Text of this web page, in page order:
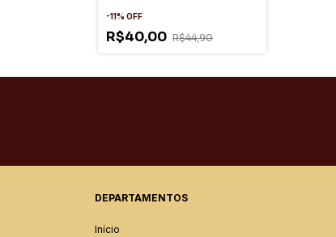
-11% OFF
R$40,00 R$44,90
DEPARTAMENTOS
Início